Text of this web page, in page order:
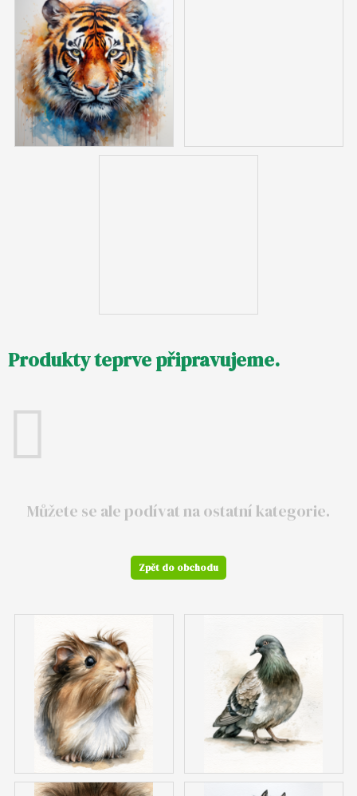
Produkty teprve připravujeme.
Můžete se ale podívat na ostatní kategorie.
Zpět do obchodu